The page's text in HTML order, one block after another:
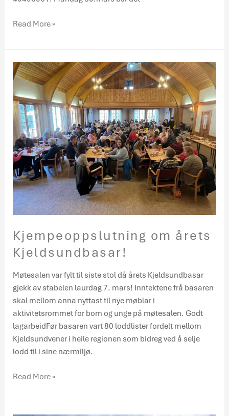
Read More »
Kjempeoppslutning om årets
Kjeldsundbasar!
Møtesalen var fylt til siste stol då årets Kjeldsundbasar
gjekk av stabelen laurdag 7. mars! Inntektene frå basaren
skal mellom anna nyttast til nye møblar i
aktivitetsrommet for born og unge på møtesalen. Godt
lagarbeidFør basaren vart 80 loddlister fordelt mellom
Kjeldsundvener i heile regionen som bidreg ved å selje
lodd til i sine nærmiljø.
Kjempeoppslutning
om
årets
Kjeldsundbasar!
Read More »